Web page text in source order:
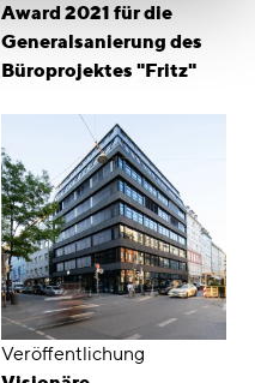
Award 2021 für die
Generalsanierung des
Büroprojektes "Fritz"
Veröffentlichung